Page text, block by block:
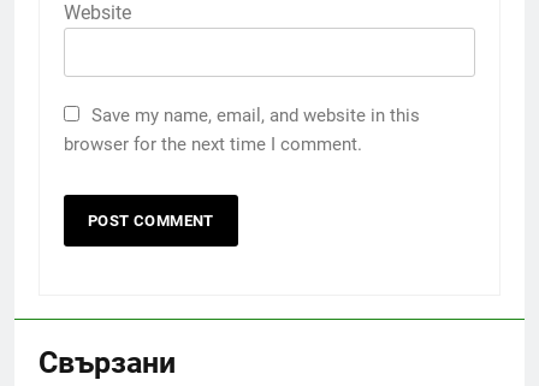
Website
Save my name, email, and website in this
browser for the next time I comment.
Свързани